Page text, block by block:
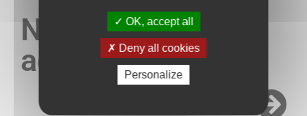
Nos autres
actualités
OK, accept all
Deny all cookies
Personalize